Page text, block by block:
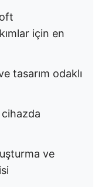
için en
tasarım odaklı
ve